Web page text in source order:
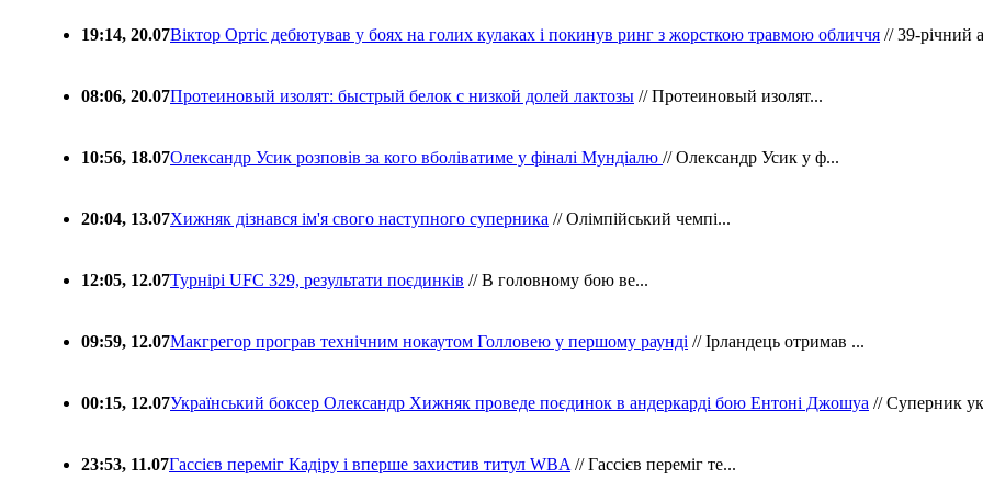
19:14, 20.07Віктор Ортіс дебютував у боях на голих кулаках і покинув ринг з жорсткою травмою обличчя // 39-річний
08:06, 20.07Протеиновый изолят: быстрый белок с низкой долей лактозы // Протеиновый изолят...
10:56, 18.07Олександр Усик розповів за кого вболіватиме у фіналі Мундіалю // Олександр Усик у ф...
20:04, 13.07Хижняк дізнався ім'я свого наступного суперника // Олімпійський чемпі...
12:05, 12.07Турнірі UFC 329, результати поєдинків // В головному бою ве...
09:59, 12.07Макгрегор програв технічним нокаутом Голловею у першому раунді // Ірландець отримав ...
00:15, 12.07Український боксер Олександр Хижняк проведе поєдинок в андеркарді бою Ентоні Джошуа // Суперник
23:53, 11.07Гассієв переміг Кадіру і вперше захистив титул WBA // Гассієв переміг те...